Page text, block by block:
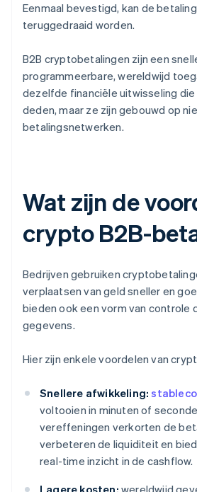
Eenmaal bevestigd, kan de
teruggedraaid worden.
B2B cryptobetalingen zijn een
programmeerbare, wereldwijd
dezelfde financiële uitwisseling die
deden, maar ze zijn gebouwd op
betalingsnetwerken.
Wat zijn de
crypto B2B-
Bedrijven gebruiken
verplaatsen van geld sneller en
bieden ook een vorm van controle
gegevens.
Hier zijn enkele voordelen van
Snellere afwikkeling:
voltooien in minuten of
vereffeningen verkorten de
verbeteren de liquiditeit en
real-time inzicht in de cashflow.